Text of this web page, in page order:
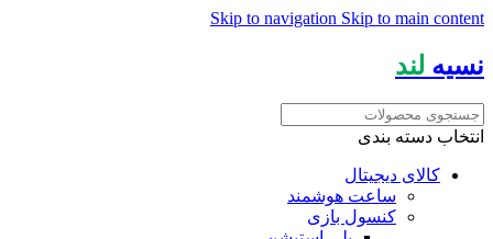
Skip to navigation Skip to main content
نسیه لند
انتخاب دسته بندی
کالای دیجیتال
ساعت هوشمند
کنسول بازی